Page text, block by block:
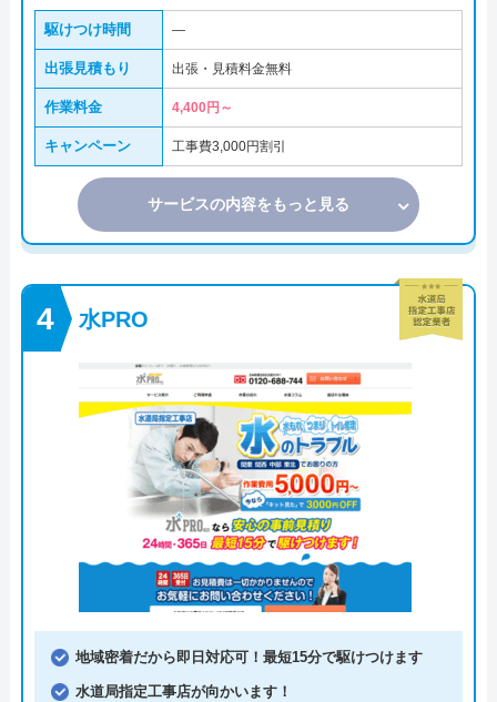
駆けつけ時間 ―
出張見積もり 出張・見積料金無料
作業料金 4,400円～
キャンペーン 工事費3,000円割引
サービスの内容をもっと見る
水PRO
地域密着だから即日対応可！最短15分で駆けつけます
水道局指定工事店が向かいます！